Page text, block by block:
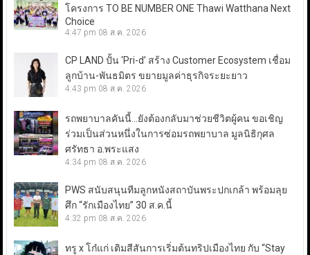
โครงการ TO BE NUMBER ONE Thawi Watthana Next
Choice
4:47 pm 08 ส.ค. 2026
CP LAND ปั้น ‘Pri-d’ สร้าง Customer Ecosystem เชื่อม
ลูกบ้าน-พันธมิตร ขยายมูลค่าธุรกิจระยะยาว
4:43 pm 08 ส.ค. 2026
รถพยาบาลคันนี้…ยังต้องกลับมาช่วยชีวิตผู้คน ขอเชิญ
ร่วมเป็นส่วนหนึ่งในการซ่อมรถพยาบาล มูลนิธิกุศล
ศรัทธา อ.พระแสง
4:34 pm 08 ส.ค. 2026
PWS สนับสนุนทีมลูกหนังสถาบันพระปกเกล้า พร้อมลุย
ศึก “รักเมืองไทย” 30 ส.ค.นี้
4:32 pm 08 ส.ค. 2026
ทรู x โก๋แก่ เติมสีสันการเริ่มต้นทริปเมืองไทย กับ “Stay